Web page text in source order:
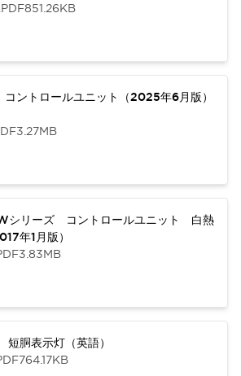
.PDF851.26KB
ントロールユニット（2025年6月版）
3.27MB
シリーズ コントロールユニット 白熱
年1月版）
3.83MB
胴表示灯（英語）
764.17KB